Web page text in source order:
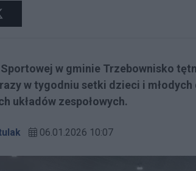
w gminie Trzebownisko
w tygodniu setki dzieci i
układów zespołowych.
06.01.2026 10:07